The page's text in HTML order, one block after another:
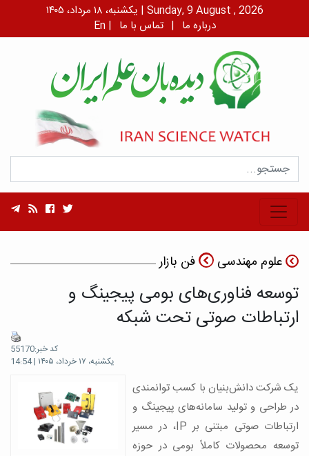
یکشنبه، ۱۸ مرداد، ۱۴۰۵ | Sunday, 9 August , 2026
En | درباره ما | تماس با ما
علوم مهندسی فن بازار
توسعه فناوری‌های بومی پیجینگ و
ارتباطات صوتی تحت شبکه
کد خبر:55170
یکشنبه، ۱۷ خرداد، ۱۴۰۵ | 14:54
یک شرکت دانش‌بنیان با کسب توانمندی‌
در طراحی و تولید سامانه‌های پیجینگ و
ارتباطات صوتی مبتنی بر IP، در مسیر
توسعه محصولات کاملاً بومی در حوزه